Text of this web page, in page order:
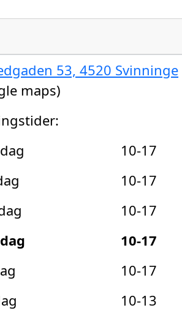
53, 4520 Svinninge
maps)
10-17
10-17
10-17
10-17
10-17
10-13